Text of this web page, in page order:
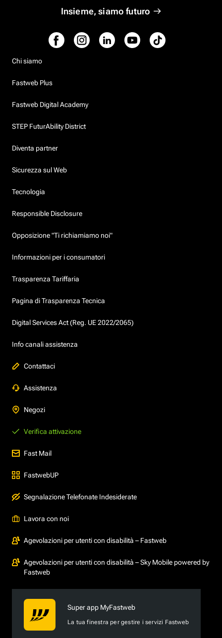
Insieme, siamo futuro
Chi siamo
Fastweb Plus
Fastweb Digital Academy
STEP FuturAbility District
Diventa partner
Sicurezza sul Web
Tecnologia
Responsible Disclosure
Opposizione "Ti richiamiamo noi"
Informazioni per i consumatori
Trasparenza Tariffaria
Pagina di Trasparenza Tecnica
Digital Services Act (Reg. UE 2022/2065)
Info canali assistenza
Contattaci
Assistenza
Negozi
Verifica attivazione
Fast Mail
FastwebUP
Segnalazione Telefonate Indesiderate
Lavora con noi
Agevolazioni per utenti con disabilità – Fastweb
Agevolazioni per utenti con disabilità – Sky Mobile powered by
Fastweb
Super app MyFastweb
La tua finestra per gestire i servizi Fastweb